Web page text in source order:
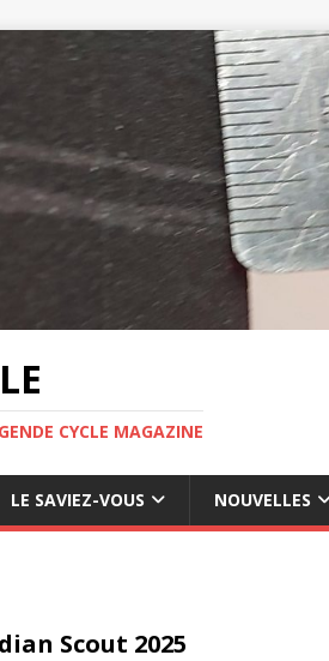
CYCLE MAGAZINE
LE SAVIEZ-VOUS NOUVELLES
Scout 2025